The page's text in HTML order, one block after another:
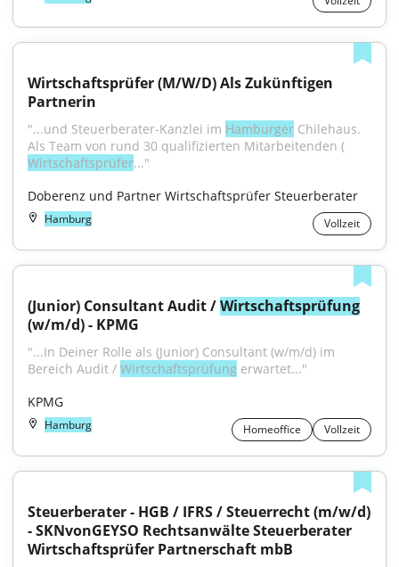
Wirtschaftsprüfer (M/W/D) Als Zukünftigen
Partnerin
"...und Steuerberater-Kanzlei im Hamburger Chilehaus.
Wirtschaftsprüfer..."
Doberenz und Partner Wirtschaftsprüfer Steuerberater
Hamburg Vollzeit
(Junior) Consultant Audit / Wirtschaftsprüfung
(w/m/d) - KPMG
"...In Deiner Rolle als (Junior) Consultant (w/m/d) im
Bereich Audit / Wirtschaftsprüfung erwartet..."
KPMG
Hamburg Homeoffice Vollzeit
Steuerberater - HGB / IFRS / Steuerrecht (m/w/d)
- SKNvonGEYSO Rechtsanwälte Steuerberater
Wirtschaftsprüfer Partnerschaft mbB